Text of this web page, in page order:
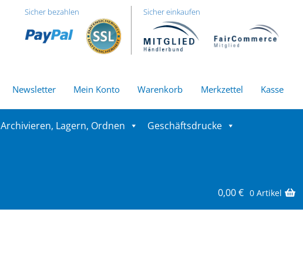
Sicher bezahlen Sicher einkaufen
Newsletter Mein Konto Warenkorb Merkzettel Kasse
Archivieren, Lagern, Ordnen Geschäftsdrucke
0,00€ 0 Artikel